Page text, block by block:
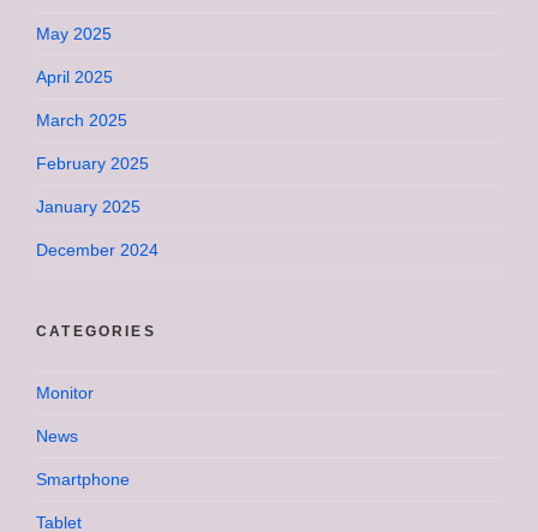
May 2025
April 2025
March 2025
February 2025
January 2025
December 2024
CATEGORIES
Monitor
News
Smartphone
Tablet